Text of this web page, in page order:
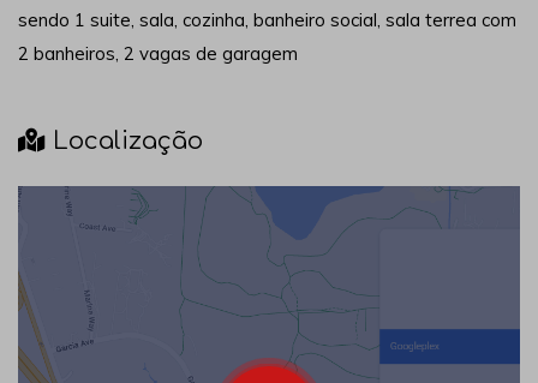
sendo 1 suite, sala, cozinha, banheiro social, sala terrea com
2 banheiros, 2 vagas de garagem
Localização